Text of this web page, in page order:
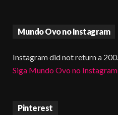
Mundo Ovo no Instagram
Instagram did not return a 200.
Siga Mundo Ovo no Instagram
Pinterest